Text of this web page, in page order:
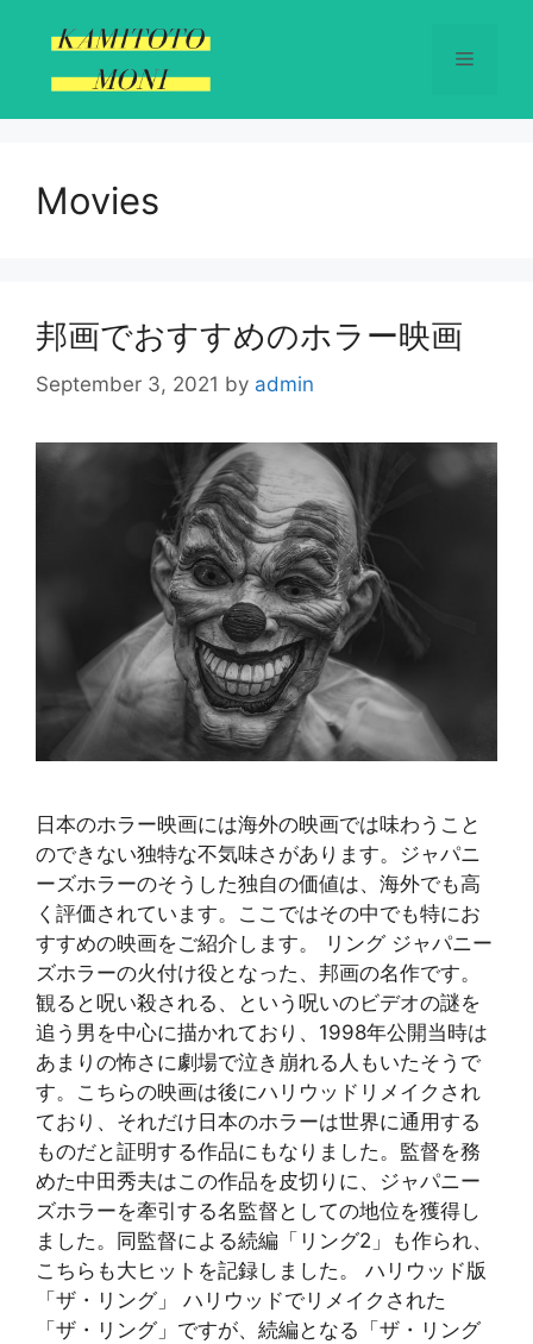
content
Menu
Movies
邦画でおすすめのホラー映画
September 3, 2021 by admin
日本のホラー映画には海外の映画では味わうこと
のできない独特な不気味さがあります。ジャパニ
ーズホラーのそうした独自の価値は、海外でも高
く評価されています。ここではその中でも特にお
すすめの映画をご紹介します。 リング ジャパニー
ズホラーの火付け役となった、邦画の名作です。
観ると呪い殺される、という呪いのビデオの謎を
追う男を中心に描かれており、1998年公開当時は
あまりの怖さに劇場で泣き崩れる人もいたそうで
す。こちらの映画は後にハリウッドリメイクされ
ており、それだけ日本のホラーは世界に通用する
ものだと証明する作品にもなりました。監督を務
めた中田秀夫はこの作品を皮切りに、ジャパニー
ズホラーを牽引する名監督としての地位を獲得し
ました。同監督による続編「リング2」も作られ、
こちらも大ヒットを記録しました。 ハリウッド版
「ザ・リング」 ハリウッドでリメイクされた
「ザ・リング」ですが、続編となる「ザ・リング